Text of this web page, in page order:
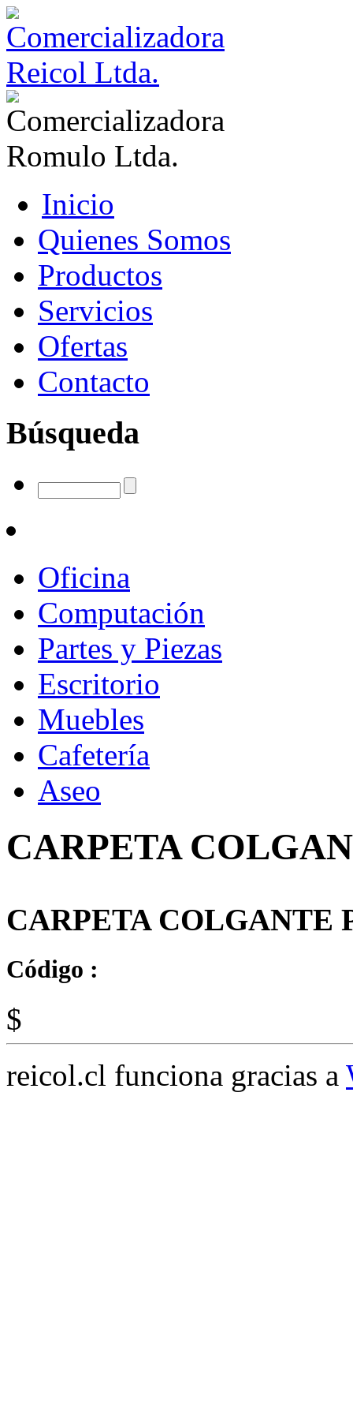
Inicio
Quienes Somos
Productos
Servicios
Ofertas
Contacto
Búsqueda
Oficina
Computación
Partes y Piezas
Escritorio
Muebles
Cafetería
Aseo
CARPETA
CARPETA COLGANTE
Código :
$
reicol.cl funciona gracias a